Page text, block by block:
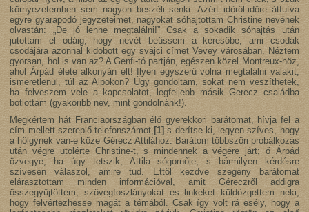
környezetemben sem nagyon beszéli senki. Azért időről-időre átfutva
egyre gyarapodó jegyzeteimet, nagyokat sóhajtottam Christine nevének
olvastán: „De jó lenne megtalálni!” Csak a sokadik sóhajtás után
jutottam el odáig, hogy nevét beüssem a keresőbe, ami csodák
csodájára azonnal kidobott egy svájci címet Vevey városában. Néztem
gyorsan, hol is van az? A Genfi-tó partján, egészen közel Montreux-höz,
ahol Árpád élete alkonyán élt! Ilyen egyszerű volna megtalálni valakit,
ismeretlenül, túl az Alpokon? Úgy gondoltam, sokat nem veszíthetek,
ha felveszem vele a kapcsolatot, legfeljebb másik Gerecz családba
botlottam (gyakoribb név, mint gondolnánk!).
Megkértem hát Franciaországban élő gyerekkori barátomat, hívja fel a
cím mellett szereplő telefonszámot, [1] s derítse ki, legyen szíves, hogy
a hölgynek van-e köze Gérecz Attilához. Barátom többszöri próbálkozás
után végre utolérte Christine-t, s mindennek a végére járt; ő Árpád
özvegye, ha úgy tetszik, Attila sógornője, s bármilyen kérdésre
szívesen válaszol, amire tud. Ettől kezdve szegény barátomat
elárasztottam minden információval, amit Géreczről addigra
összegyűjtöttem, szövegfoszlányokat és linkeket küldözgettem neki,
hogy felvértezhesse magát a témából. Csak így volt rá esély, hogy a